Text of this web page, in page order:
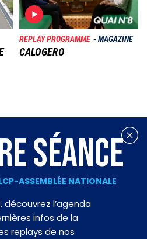
REPLAY PROGRAMME MAGAZINE
CALOGERO
SÉANCE
ASSEMBLÉE NATIONALE
découvrez l’agenda
infos de la
replays de nos